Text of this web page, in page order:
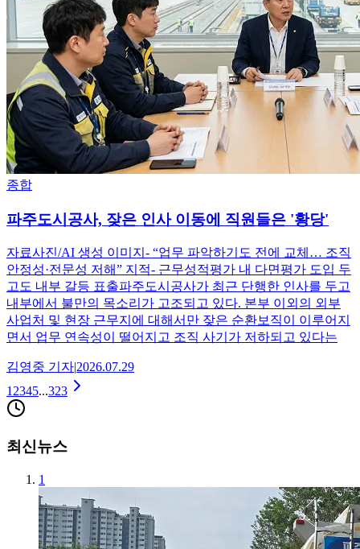
종합
파주도시공사, 잦은 인사 이동에 직원들은 '황당'
자료사진/AI 생성 이미지- “업무 파악하기도 전에 교체… 조직
안정성·전문성 저해” 지적- 근무성적평가 내 다면평가 도입 두
고도 내부 갈등 표출파주도시공사가 최근 단행한 인사를 두고
내부에서 불만의 목소리가 고조되고 있다. 본부 이외의 외부
사업처 및 현장 근무지에 대해서만 잦은 순환보직이 이루어지
면서 업무 연속성이 떨어지고 조직 사기가 저하되고 있다는
김영중 기자|2026.07.29
12345...323
최신뉴스
1